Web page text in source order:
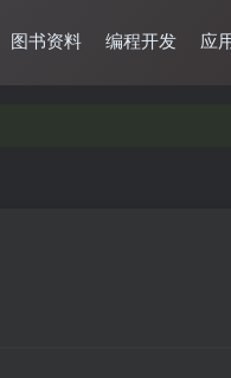
图书资料 编程开发 应